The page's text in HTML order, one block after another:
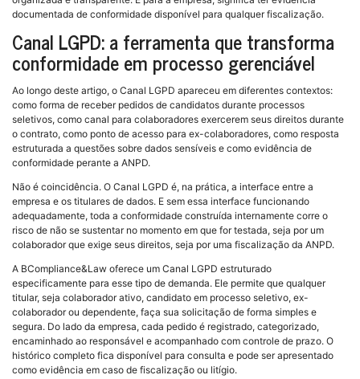
documentada de conformidade disponível para qualquer fiscalização.
Canal LGPD: a ferramenta que transforma
conformidade em processo gerenciável
Ao longo deste artigo, o Canal LGPD apareceu em diferentes contextos:
como forma de receber pedidos de candidatos durante processos
seletivos, como canal para colaboradores exercerem seus direitos durante
o contrato, como ponto de acesso para ex-colaboradores, como resposta
estruturada a questões sobre dados sensíveis e como evidência de
conformidade perante a ANPD.
Não é coincidência. O Canal LGPD é, na prática, a interface entre a
empresa e os titulares de dados. E sem essa interface funcionando
adequadamente, toda a conformidade construída internamente corre o
risco de não se sustentar no momento em que for testada, seja por um
colaborador que exige seus direitos, seja por uma fiscalização da ANPD.
A BCompliance&Law oferece um Canal LGPD estruturado
especificamente para esse tipo de demanda. Ele permite que qualquer
titular, seja colaborador ativo, candidato em processo seletivo, ex-
colaborador ou dependente, faça sua solicitação de forma simples e
segura. Do lado da empresa, cada pedido é registrado, categorizado,
encaminhado ao responsável e acompanhado com controle de prazo. O
histórico completo fica disponível para consulta e pode ser apresentado
como evidência em caso de fiscalização ou litígio.